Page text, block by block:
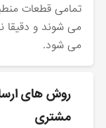
می شوند و دقیقا
می شود.
روش های
مشتری